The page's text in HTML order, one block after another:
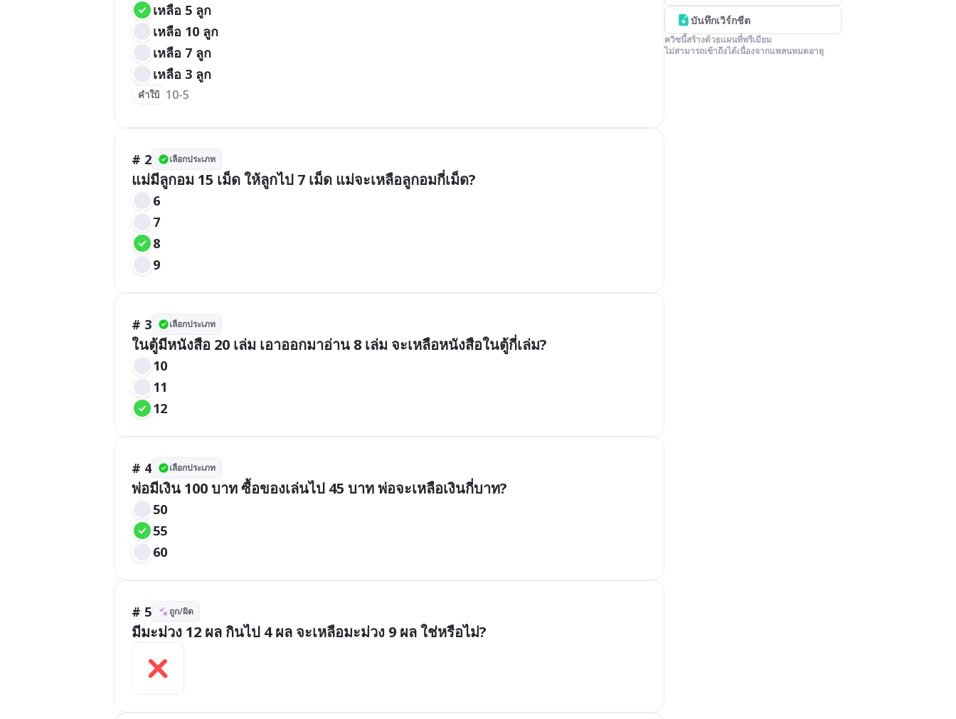
เหลือ 5 ลูก
เหลือ 10 ลูก
เหลือ 7 ลูก
เหลือ 3 ลูก
คำใบ้ 10-5
# 2 เลือกประเภท
แม่มีลูกอม 15 เม็ด ให้ลูกไป 7 เม็ด แม่จะเหลือลูกอมกี่เม็ด?
6
7
8
9
# 3 เลือกประเภท
ในตู้มีหนังสือ 20 เล่ม เอาออกมาอ่าน 8 เล่ม จะเหลือหนังสือในตู้กี่เล่ม?
10
11
12
# 4 เลือกประเภท
พ่อมีเงิน 100 บาท ซื้อของเล่นไป 45 บาท พ่อจะเหลือเงินกี่บาท?
50
55
60
# 5 ถูก/ผิด
มีมะม่วง 12 ผล กินไป 4 ผล จะเหลือมะม่วง 9 ผล ใช่หรือไม่?
บันทึกเวิร์กชีต
ควิซนี้สร้างด้วยแผนที่พรีเมียม
ไม่สามารถเข้าถึงได้เนื่องจากแพลนหมดอายุ